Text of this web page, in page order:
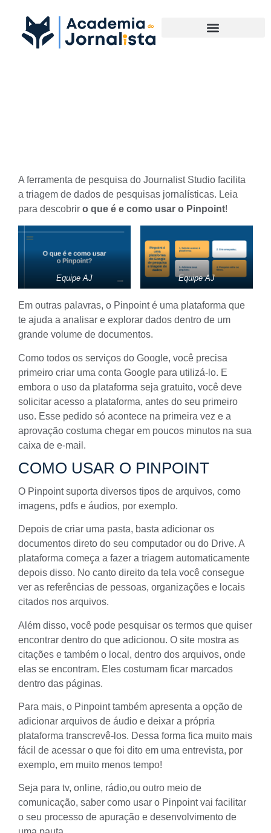
A ferramenta de pesquisa do Journalist Studio facilita
a triagem de dados de pesquisas jornalísticas. Leia
para descobrir o que é e como usar o Pinpoint!
Equipe AJ Equipe AJ
Em outras palavras, o Pinpointé uma plataforma que
te ajuda a analisar e explorar dados dentro de um
grande volume de documentos.
Como todos os serviços do Google, você precisa
primeiro criar uma conta Google para utilizá-lo. E
embora o uso da plataforma seja gratuito, você deve
solicitar acesso a plataforma, antes do seu primeiro
uso. Esse pedido só acontece na primeira vez e a
aprovação costuma chegar em poucos minutos na sua
caixa de e-mail.
COMO USAR O PINPOINT
O Pinpointsuporta diversos tipos de arquivos, como
imagens, pdfs e áudios, por exemplo.
Depois de criar uma pasta, basta adicionar os
documentos direto do seu computador ou do Drive. A
plataforma começa a fazer a triagem automaticamente
depois disso. No canto direito da tela você consegue
ver as referências de pessoas, organizações e locais
citados nos arquivos.
Além disso, você pode pesquisar os termos que quiser
encontrar dentro do que adicionou. O site mostra as
citações e também o local, dentro dos arquivos, onde
elas se encontram. Eles costumam ficar marcados
dentro das páginas.
Para mais, o Pinpoint também apresenta a opção de
adicionar arquivos de áudio e deixar a própria
plataforma transcrevê-los. Dessa forma fica muito mais
fácil de acessar o que foi dito em uma entrevista, por
exemplo, em muito menos tempo!
Seja para tv, online, rádio,ou outro meio de
comunicação, saber como usar o Pinpoint vai facilitar
o seu processo de apuração e desenvolvimento de